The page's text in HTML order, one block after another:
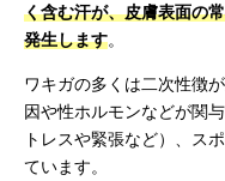
く含む汗が、皮膚表面の
発生します。
ワキガの多くは二次性徴
因や性ホルモンなどが関
トレスや緊張など）、ス
ています。